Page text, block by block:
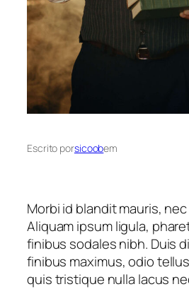
Escrito porsicoobem
Morbi id blandit mauris,
Aliquam ipsum ligula,
finibus sodales nibh. Duis
finibus maximus, odio
quis tristique nulla lacus